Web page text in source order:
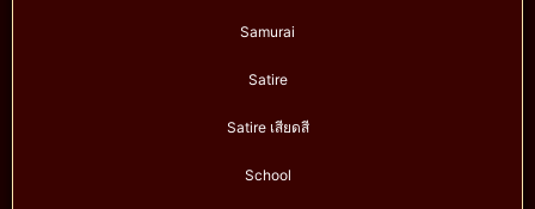
Samurai
Satire
Satire เสียดสี
School